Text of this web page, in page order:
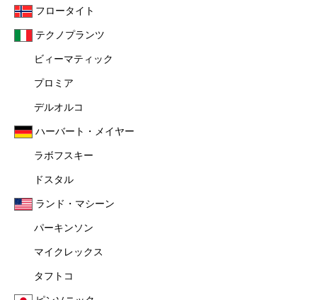
フロータイト
テクノプランツ
ビィーマティック
プロミア
デルオルコ
ハーバート・メイヤー
ラボフスキー
ドスタル
ランド・マシーン
パーキンソン
マイクレックス
タフトコ